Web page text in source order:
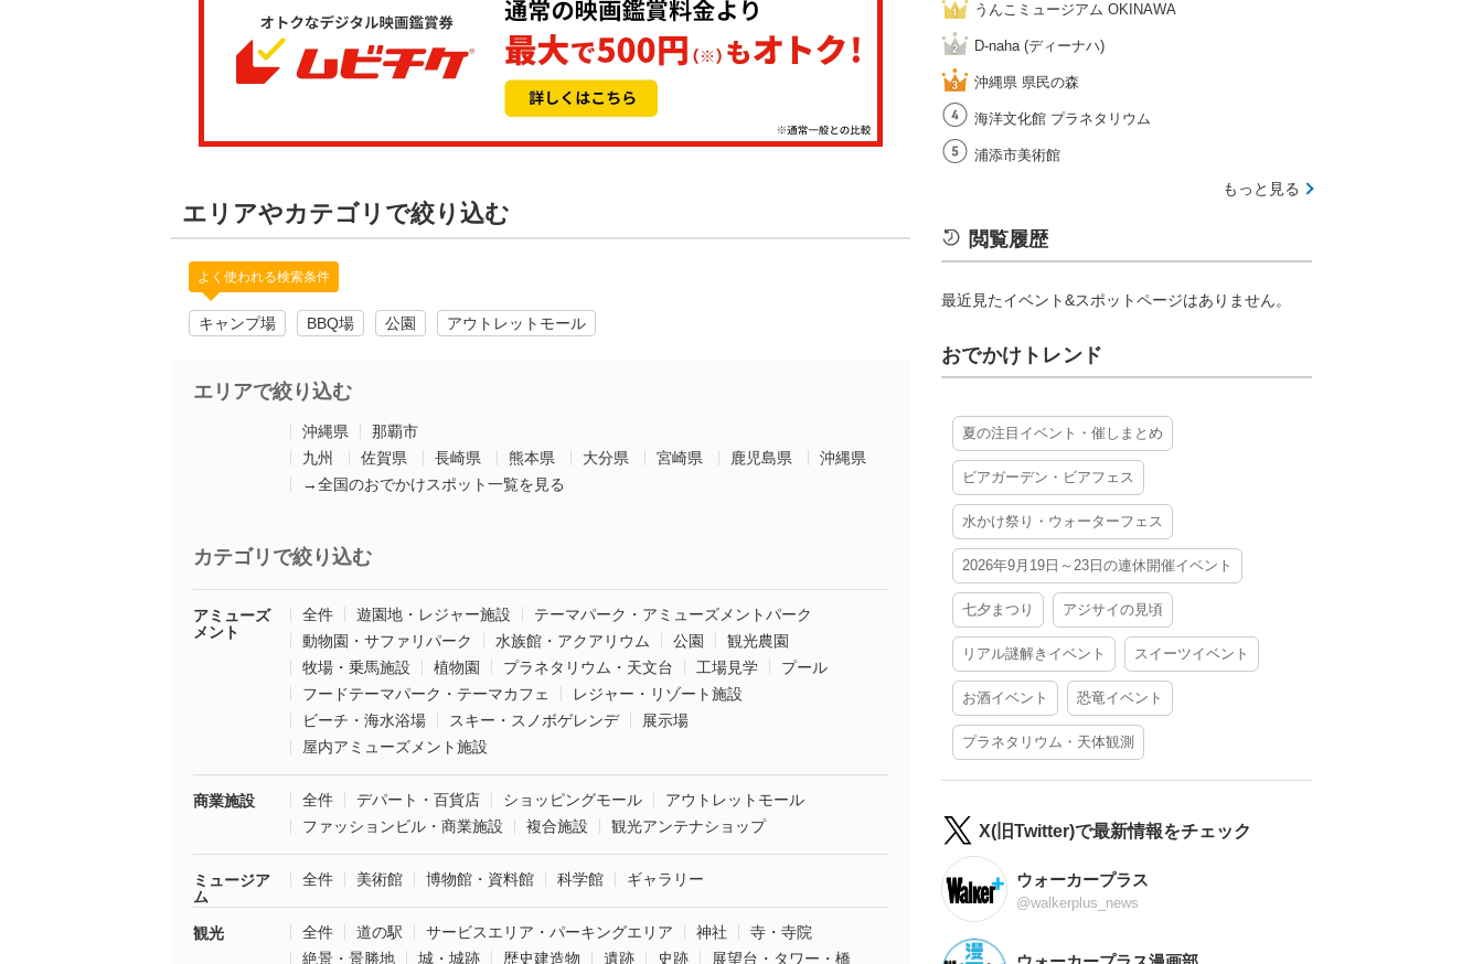
エリアやカテゴリで絞り込む
よく使われる検索条件
キャンプ場 BBQ場 公園 アウトレットモール
エリアで絞り込む
沖縄県
那覇市
九州
佐賀県 長崎県 熊本県 大分県 宮崎県 鹿児島県
沖縄県
→全国のおでかけスポット一覧を見る
カテゴリで絞り込む
アミューズ
メント
全件 遊園地・レジャー施設
テーマパーク・アミューズメントパーク
動物園・サファリパーク
水族館・アクアリウム 公園
観光農園
牧場・乗馬施設
植物園 プラネタリウム・天文台 工場見学
プール
フードテーマパーク・テーマカフェ
レジャー・リゾート施設
ビーチ・海水浴場
スキー・スノボゲレンデ
展示場
屋内アミューズメント施設
商業施設 全件 デパート・百貨店 ショッピングモール
アウトレットモール
ファッションビル・商業施設
複合施設 観光アンテナショップ
ミュージア
ム
全件 美術館 博物館・資料館 科学館 ギャラリー
観光 全件 道の駅 サービスエリア・パーキングエリア 神社
寺・寺院
絶景・景勝地
城・城跡 歴史建造物 遺跡 史跡
展望台・タワー・橋
うんこミュージアム OKINAWA
D-naha (ディーナハ)
沖縄県 県民の森
海洋文化館 プラネタリウム
浦添市美術館
もっと見る
閲覧履歴
最近見たイベント&スポットページはありません。
おでかけトレンド
夏の注目イベント・催しまとめ
ビアガーデン・ビアフェス
水かけ祭り・ウォーターフェス
2026年9月19日～23日の連休開催イベント
七夕まつり アジサイの見頃
リアル謎解きイベント スイーツイベント
お酒イベント 恐竜イベント
プラネタリウム・天体観測
X(旧Twitter)で最新情報をチェック
ウォーカープラス
@walkerplus_news